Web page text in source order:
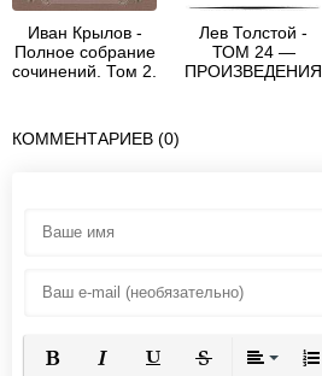
Иван Крылов -
Полное собрание
сочинений. Том 2.
Лев Толстой -
ТОМ 24 —
ПРОИЗВЕДЕНИЯ
КОММЕНТАРИЕВ (0)